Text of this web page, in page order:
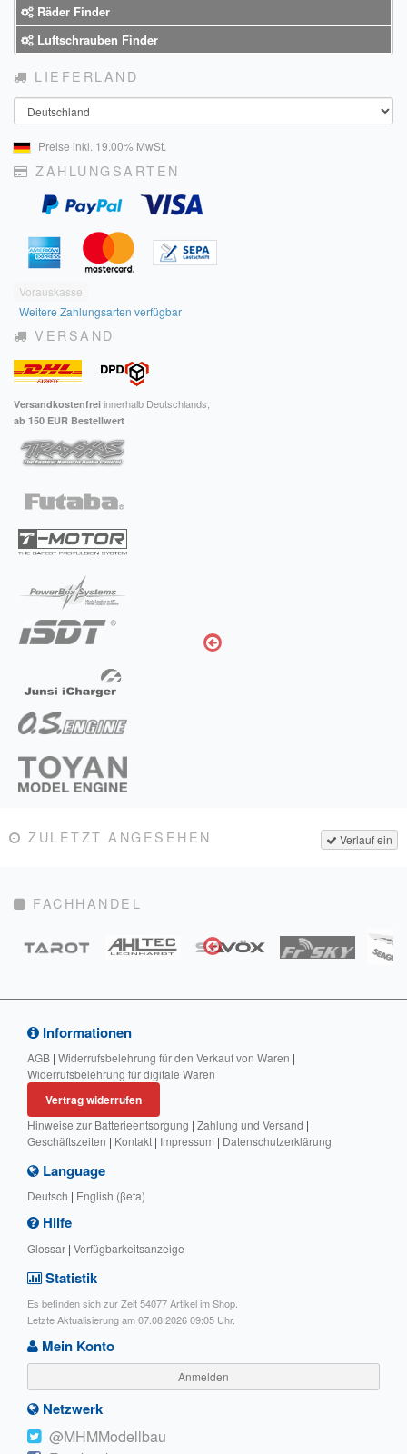
Räder Finder
Luftschrauben Finder
LIEFERLAND
Land
Preise inkl. 19.00% MwSt.
ZAHLUNGSARTEN
Vorauskasse
Weitere Zahlungsarten verfügbar
VERSAND
Versandkostenfrei innerhalb Deutschlands,
ab 150 EUR Bestellwert
Verlauf ein
ZULETZT ANGESEHEN
FACHHANDEL
Informationen
AGB | Widerrufsbelehrung für den Verkauf von Waren |
Widerrufsbelehrung für digitale Waren
Vertrag widerrufen
Hinweise zur Batterieentsorgung | Zahlung und Versand |
Geschäftszeiten | Kontakt | Impressum | Datenschutzerklärung
Language
Deutsch | English (βeta)
Hilfe
Glossar | Verfügbarkeitsanzeige
Statistik
Es befinden sich zur Zeit 54077 Artikel im Shop.
Letzte Aktualisierung am 07.08.2026 09:05 Uhr.
Mein Konto
Anmelden
Netzwerk
@MHMModellbau